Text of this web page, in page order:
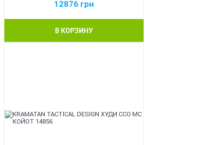
12876 грн
В КОРЗИНУ